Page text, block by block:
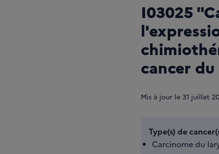
I03025
cancer
Mis à jour le 31 juillet
Type(s) de
Carcinome du